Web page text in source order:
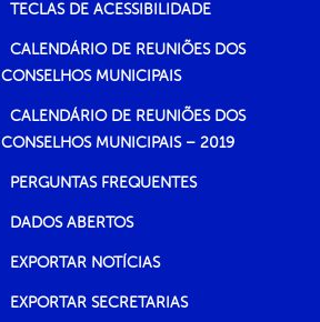
TECLAS DE ACESSIBILIDADE
CALENDÁRIO DE REUNIÕES DOS
CONSELHOS MUNICIPAIS
CALENDÁRIO DE REUNIÕES DOS
CONSELHOS MUNICIPAIS – 2019
PERGUNTAS FREQUENTES
DADOS ABERTOS
EXPORTAR NOTÍCIAS
EXPORTAR SECRETARIAS